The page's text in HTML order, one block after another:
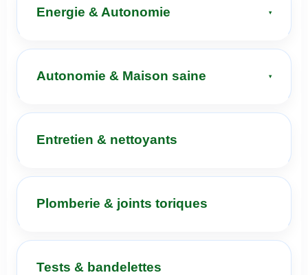
Energie & Autonomie
Autonomie & Maison saine
Entretien & nettoyants
Plomberie & joints toriques
Tests & bandelettes